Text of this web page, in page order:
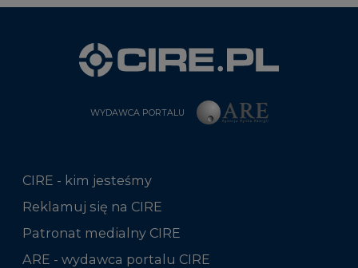
WYDAWCA PORTALU
CIRE - kim jesteśmy
Reklamuj się na CIRE
Patronat medialny CIRE
ARE - wydawca portalu CIRE